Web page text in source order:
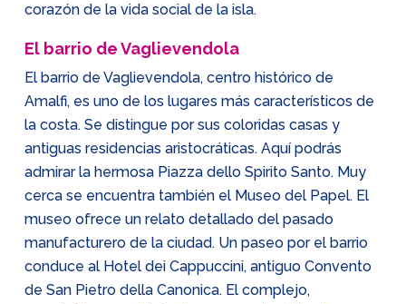
corazón de la vida social de la isla.
El barrio de Vaglievendola
El barrio de Vaglievendola, centro histórico de
Amalfi, es uno de los lugares más característicos de
la costa. Se distingue por sus coloridas casas y
antiguas residencias aristocráticas. Aquí podrás
admirar la hermosa Piazza dello Spirito Santo. Muy
cerca se encuentra también el Museo del Papel. El
museo ofrece un relato detallado del pasado
manufacturero de la ciudad. Un paseo por el barrio
conduce al Hotel dei Cappuccini, antiguo Convento
de San Pietro della Canonica. El complejo,